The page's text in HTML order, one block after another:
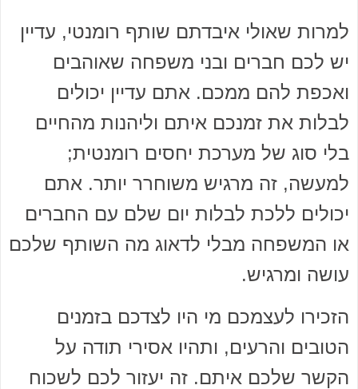
למרות שאולי איבדתם שותף רומנטי, עדיין
יש לכם חברים ובני משפחה שאוהבים
ואכפת להם ממכם. אתם עדיין יכולים
לבלות את זמנכם איתם וליהנות מהחיים
בלי סוג של מערכת יחסים רומנטית;
למעשה, זה מרגיש משוחרר יותר. אתם
יכולים ללכת לבלות יום שלם עם החברים
או המשפחה מבלי לדאוג מה השותף שלכם
עושה ומרגיש.
הזכירו לעצמכם מי היו לצדכם בזמנים
הטובים והרעים, ותהיו אסירי תודה על
הקשר שלכם איתם. זה יעזור לכם לשכוח